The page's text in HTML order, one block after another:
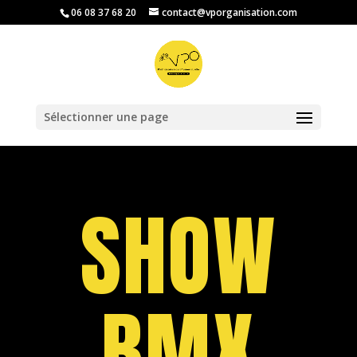
‭06 08 37 68 20‬ contact@vporganisation.com
Sélectionner une page
SHOW